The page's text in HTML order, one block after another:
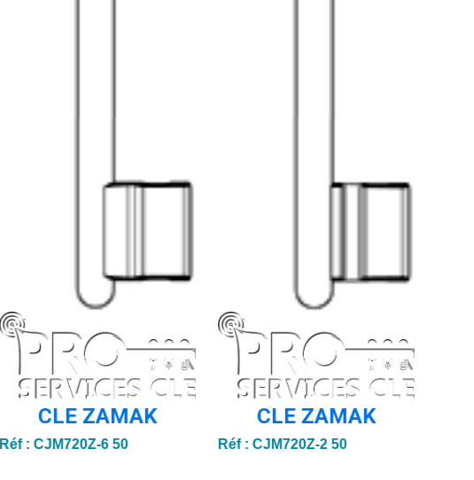
CLE ZAMAK
Réf : CJM720Z-6 50
CLE ZAMAK
Réf : CJM720Z-2 50